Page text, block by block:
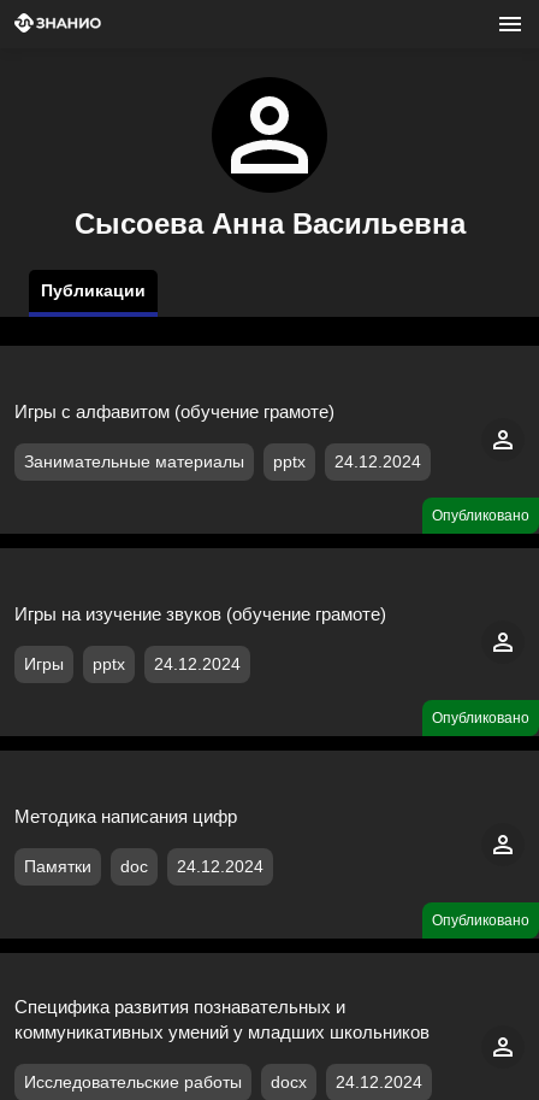
Сысоева Анна Васильевна
Публикации
Опубликовано
Игры с алфавитом (обучение грамоте)
Занимательные материалы pptx 24.12.2024
Опубликовано
Игры на изучение звуков (обучение грамоте)
Игры pptx 24.12.2024
Опубликовано
Методика написания цифр
Памятки doc 24.12.2024
Специфика развития познавательных и
коммуникативных умений у младших школьников
Исследовательские работы docx 24.12.2024